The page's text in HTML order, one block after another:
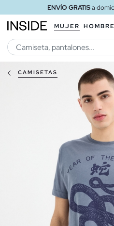
ENVÍO GRATISa
MUJER HOMBRE
CAMISETAS